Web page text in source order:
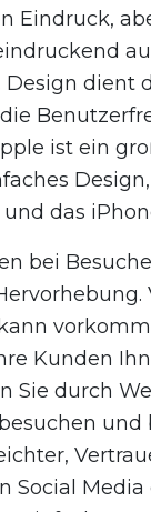
Eindruck,
dient
ist ein
das
bei
Kunden
Sie durch
Social